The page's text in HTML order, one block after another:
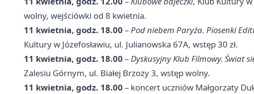
wolny, wejściówki od 8 kwietnia.
11 kwietnia, godz. 18.00 –Pod niebem Paryża. Piosenki
Kultury w Józefosławiu, ul. Julianowska 67A, wstęp 30 zł.
11 kwietnia, godz. 18.00 –Dyskusyjny Klub Filmowy. Świat
Zalesiu Górnym, ul. Białej Brzozy 3, wstęp wolny.
11 kwietnia, godz. 18.00 – koncert uczniów Małgorzaty